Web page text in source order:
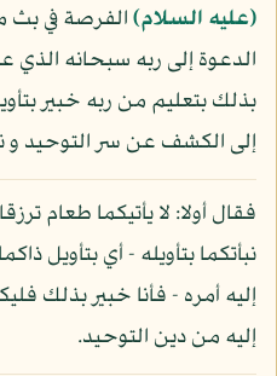
(عليه السلام)الفرصة في بث
الدعوة إلى ربه سبحانه الذي
بذلك بتعليم من ربه خبير
إلى الكشف عن سر التوحيد و
فقال أولا: لا يأتيكما طعام
نبأتكما بتأويله - أي بتأويل
إليه أمره - فأنا خبير بذلك
إليه من دين التوحيد.